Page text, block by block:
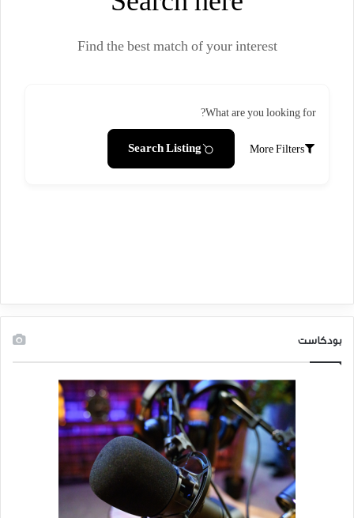
Find the best match of your interest
What are you looking for?
More Filters
Search Listing
بودكاست